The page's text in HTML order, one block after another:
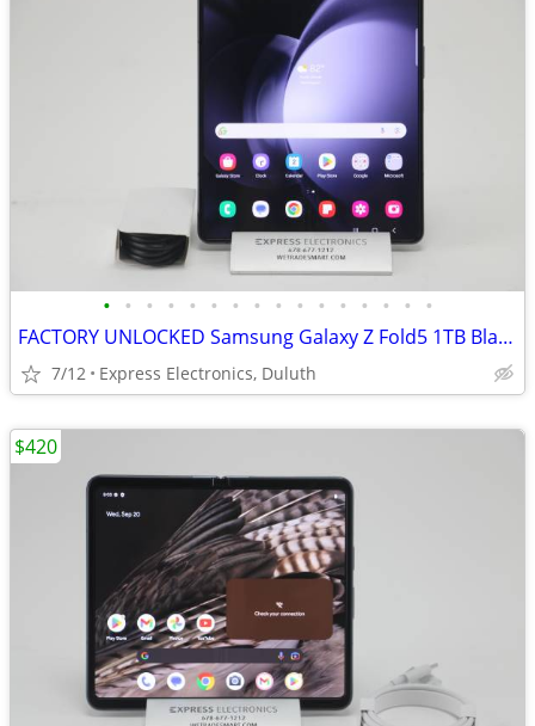
• • • • • • • • • • • • • • • •
FACTORY UNLOCKED Samsung Galaxy Z Fold5 1TB Black *EXCELLENT w/Cable
7/12 Express Electronics, Duluth
$420